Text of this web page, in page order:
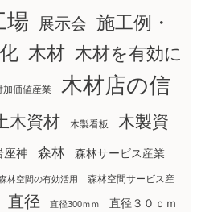
場 展示会 施工例・
木材 木材を有効に
加価値産業
木材店の信
木資材 木製看板
木製資
座神 森林 森林サービス産業
林空間の有効活用 森林空間サービス産
直径 直径300ｍｍ 直径３０ｃｍ